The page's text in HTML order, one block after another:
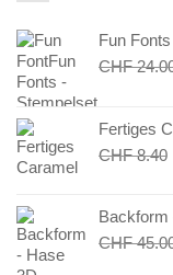
Fun
CHF
Fertiges
CHF8.40
Backform
CHF